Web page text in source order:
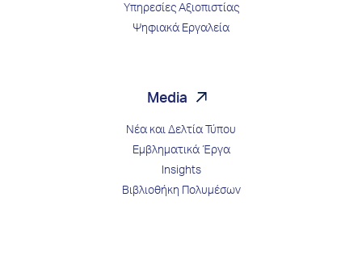
Υπηρεσίες Αξιοπιστίας
Ψηφιακά Εργαλεία
Media
Νέα και Δελτία Τύπου
Εμβληματικά Έργα
Insights
Βιβλιοθήκη Πολυμέσων